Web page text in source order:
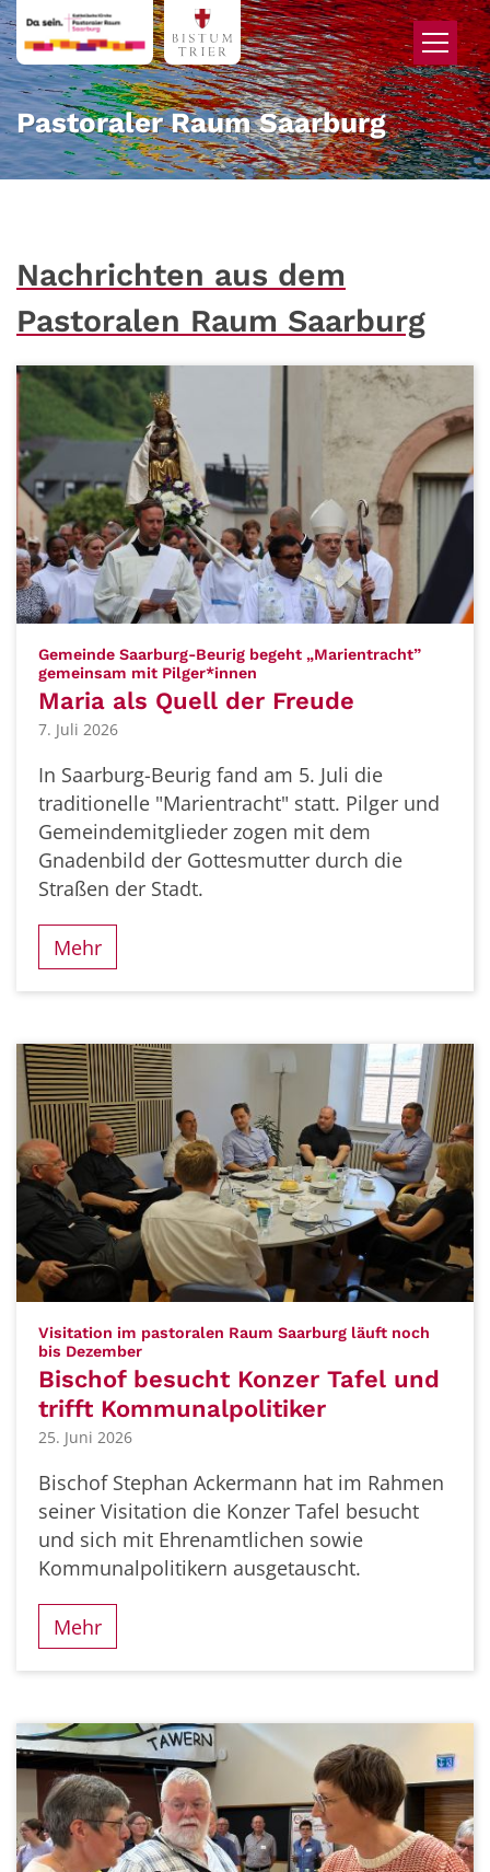
Zum Inhalt springen
Pastoraler Raum Saarburg
Nachrichten aus dem
Pastoralen Raum Saarburg
Gemeinde Saarburg-Beurig begeht „Marientracht”
gemeinsam mit Pilger*innen
Maria als Quell der Freude
7. Juli 2026
In Saarburg-Beurig fand am 5. Juli die
traditionelle "Marientracht" statt. Pilger und
Gemeindemitglieder zogen mit dem
Gnadenbild der Gottesmutter durch die
Straßen der Stadt.
Mehr
Visitation im pastoralen Raum Saarburg läuft noch
bis Dezember:
Bischof besucht Konzer Tafel und
trifft Kommunalpolitiker
25. Juni 2026
Bischof Stephan Ackermann hat im Rahmen
seiner Visitation die Konzer Tafel besucht
und sich mit Ehrenamtlichen sowie
Kommunalpolitikern ausgetauscht.
Mehr